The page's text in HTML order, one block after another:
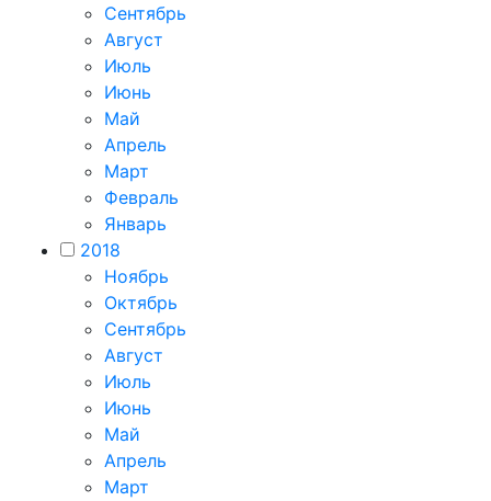
Сентябрь
Август
Июль
Июнь
Май
Апрель
Март
Февраль
Январь
2018
Ноябрь
Октябрь
Сентябрь
Август
Июль
Июнь
Май
Апрель
Март